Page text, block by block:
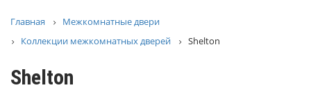
Строка
навигации
Главная
Межкомнатные двери
Коллекции межкомнатных дверей
Shelton
Shelton